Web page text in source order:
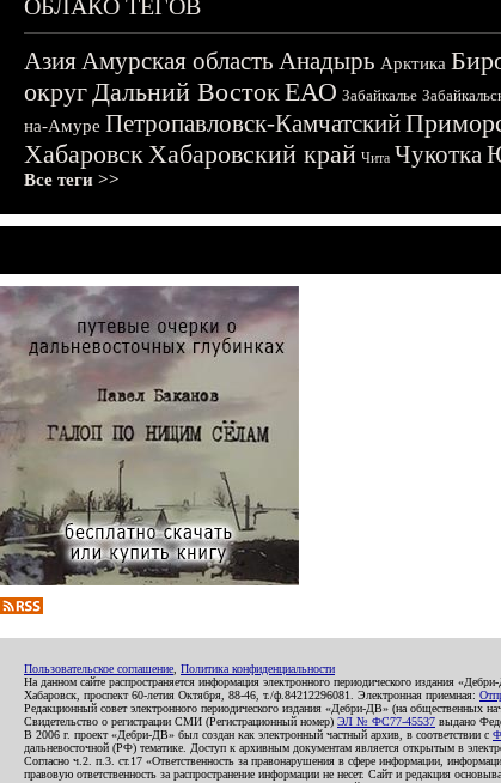
ОБЛАКО ТЕГОВ
АзияАмурская область Анадырь Арктика
округДальний ВостокЕАО Забайкалье
на-Амуре Петропавловск-Камчатский
ХабаровскХабаровский край Чита Чукотка
Все теги >>
Пользовательское соглашение Политика конфиденциальности
На данном сайте распространяется информация электронного периодического издания
Хабаровск, проспект 60-летия Октября, 88-46, т./ф.84212296081. Электронная приемная:
Редакционный совет электронного периодического издания «Дебри-ДВ» (на
Свидетельство о регистрации СМИ (Регистрационный номер) ЭЛ № ФС77-45537 выдано
В 2006 г. проект «Дебри-ДВ» был создан как электронный частный архив, в соответствии с
дальневосточной (РФ) тематике. Доступ к архивным документам является открытым в
Согласно ч.2. п.3. ст.17 «Ответственность за правонарушения в сфере информации,
правовую ответственность за распространение информации не несет. Сайт и редакция